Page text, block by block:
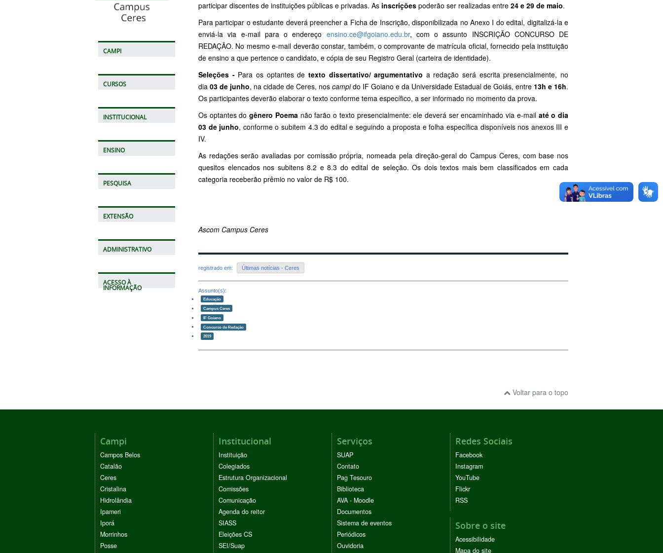
CAMPI
CURSOS
INSTITUCIONAL
ENSINO
PESQUISA
EXTENSÃO
ADMINISTRATIVO
ACESSO À
INFORMAÇÃO
participar discentes de instituições públicas e privadas. As inscrições poderão ser realizadas entre 24 e 29 de maio.
Para participar o estudante deverá preencher a Ficha de Inscrição, disponibilizada no Anexo I do edital, digitalizá-la e
enviá-la via e-mail para o endereço ensino.ce@ifgoiano.edu.br, com o assunto INSCRIÇÃO CONCURSO DE
REDAÇÃO. No mesmo e-mail deverão constar, também, o comprovante de matrícula oficial, fornecido pela instituição
de ensino a que pertence o candidato, e cópia de seu Registro Geral (carteira de identidade).
Seleções -Para os optantes de texto dissertativo/ argumentativo a redação será escrita presencialmente, no
dia 03 de junho, na cidade de Ceres, nos campido IF Goiano e da Universidade Estadual de Goiás, entre 13h e 16h.
Os participantes deverão elaborar o texto conforme tema específico, a ser informado no momento da prova.
Os optantes dogênero Poemanão farão o texto presencialmente: ele deverá ser encaminhado via e-mail até o dia
03 de junho, conforme o subitem 4.3 do edital e seguindo a proposta e folha específica disponíveis nos anexos III e
IV.
As redações serão avaliadas por comissão própria, nomeada pela direção-geral do Campus Ceres, com base nos
quesitos elencados nos subitens 8.2 e 8.3 do edital de seleção. Os dois textos mais bem classificados em cada
categoria receberão prêmio no valor de R$ 100.
Ascom Campus Ceres
registrado em: Últimas notícias - Ceres
Assunto(s):
Educação
Campus Ceres
IF Goiano
Concurso de Redação
2019
Voltar para o topo
Campi
Campos Belos
Catalão
Ceres
Cristalina
Hidrolândia
Ipameri
Iporá
Morrinhos
Posse
Institucional
Instituição
Colegiados
Estrutura Organizacional
Comissões
Comunicação
Agenda do reitor
SIASS
Eleições CS
SEI/Suap
Serviços
SUAP
Contato
Pag Tesouro
Biblioteca
AVA - Moodle
Documentos
Sistema de eventos
Periódicos
Ouvidoria
Redes Sociais
Facebook
Instagram
YouTube
Flickr
RSS
Sobre o site
Acessibilidade
Mapa do site